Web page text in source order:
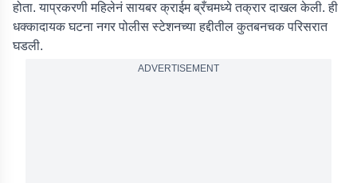
होता. याप्रकरणी महिलेनं सायबर क्राईम ब्रँचमध्ये तक्रार दाखल केली. ही
धक्कादायक घटना नगर पोलीस स्टेशनच्या हद्दीतील कुतबनचक परिसरात
घडली.
ADVERTISEMENT